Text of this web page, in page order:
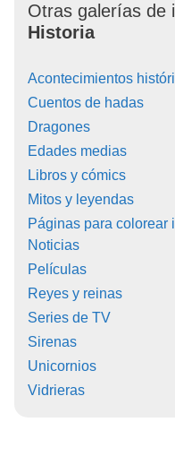
Otras galerías de
Historia
Acontecimientos
Cuentos de hadas
Dragones
Edades medias
Libros y cómics
Mitos y leyendas
Páginas para colorear
Noticias
Películas
Reyes y reinas
Series de TV
Sirenas
Unicornios
Vidrieras